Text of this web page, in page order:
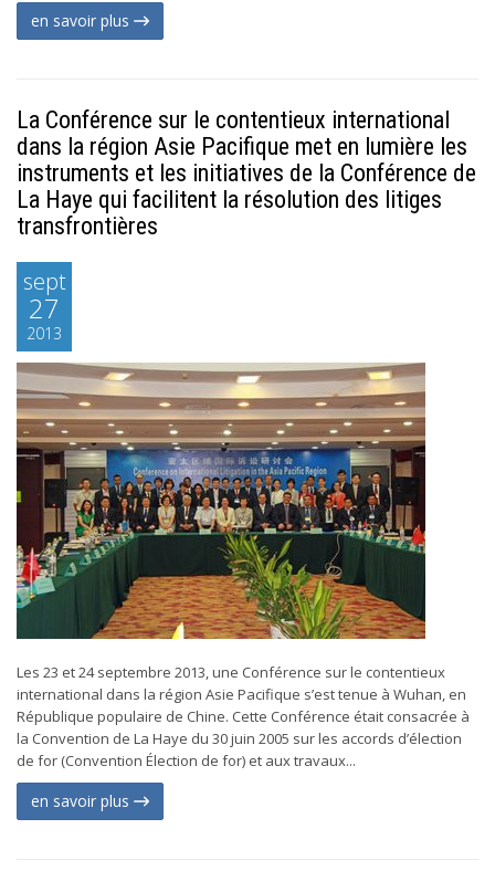
en savoir plus
La Conférence sur le contentieux international
dans la région Asie Pacifique met en lumière les
instruments et les initiatives de la Conférence de
La Haye qui facilitent la résolution des litiges
transfrontières
sept
27
2013
Les 23 et 24 septembre 2013, une Conférence sur le contentieux
international dans la région Asie Pacifique s’est tenue à Wuhan, en
République populaire de Chine. Cette Conférence était consacrée à
la Convention de La Haye du 30 juin 2005 sur les accords d’élection
de for (Convention Élection de for) et aux travaux...
en savoir plus